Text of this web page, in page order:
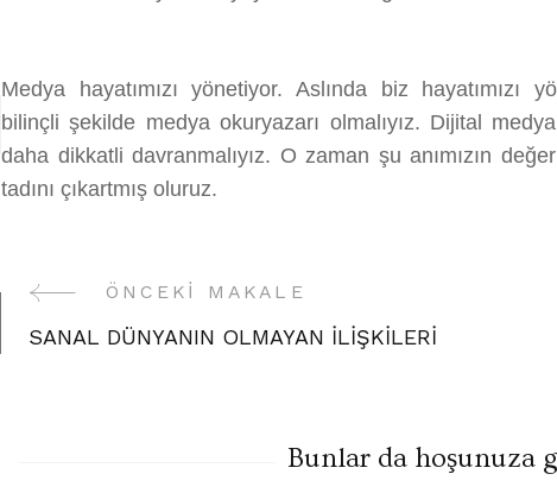
Medya hayatımızı yönetiyor. Aslında biz hayatımızı
bilinçli şekilde medya okuryazarı olmalıyız. Dijital
daha dikkatli davranmalıyız. O zaman şu anımızın
tadını çıkartmış oluruz.
Yazı
Gezinme
ÖNCEKI MAKALE
SANAL DÜNYANIN OLMAYAN İLİŞKİLERİ
Bunlar da hoşunuza